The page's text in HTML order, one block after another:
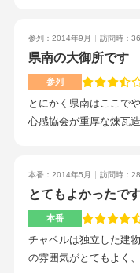
わず、安心して利用で
様プレートも準備して
とが出来たので残すこ
くらいでつくと思いま
と思いますよ。慣れて
扱いもなれていたので
た。昔からあるので安
参列：2014年9月 訪問時：
県南の大御所です
参列
とにかく県南はここで
心感協会が重厚な煉瓦
車場も十分だし県南最
問題ない本物のバスケ
フ総出で傾けながらな
てくれたピアノも無理
同ホテルの中で済ませ
もう少しちゃんと調律
本番：2014年5月 訪問時：
とてもよかったです
本番
チャペルは独立した建
の雰囲気がとてもよく